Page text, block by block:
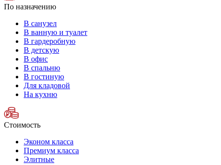
По назначению
В санузел
В ванную и туалет
В гардеробную
В детскую
В офис
В спальню
В гостиную
Для кладовой
На кухню
Стоимость
Эконом класса
Премиум класса
Элитные